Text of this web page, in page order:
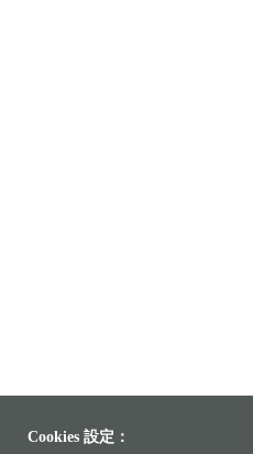
Cookies 設定：